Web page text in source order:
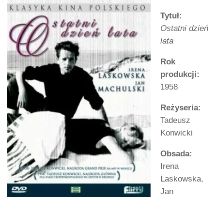
Tytuł:
Ostatni dzień
lata
Rok
produkcji:
1958
Reżyseria:
Tadeusz
Konwicki
Obsada:
Irena
Laskowska,
Jan